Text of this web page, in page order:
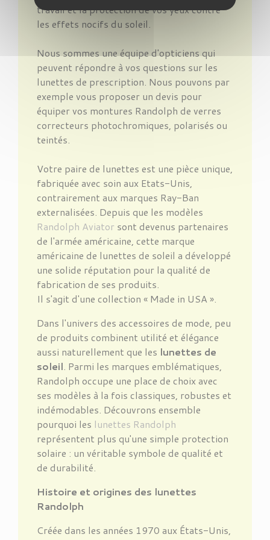
travail et la protection de vos yeux contre
les effets nocifs du soleil.
Nous sommes une équipe d'opticiens qui
peuvent répondre à vos questions sur les
lunettes de prescription. Nous pouvons par
exemple vous proposer un devis pour
équiper vos montures Randolph de verres
correcteurs photochromiques, polarisés ou
teintés.
Votre paire de lunettes est une pièce unique,
fabriquée avec soin aux Etats-Unis,
contrairement aux marques Ray-Ban
externalisées. Depuis que les modèles
Randolph Aviator sont devenus partenaires
de l'armée américaine, cette marque
américaine de lunettes de soleil a développé
une solide réputation pour la qualité de
fabrication de ses produits.
Il s'agit d'une collection « Made in USA ».
Dans l'univers des accessoires de mode, peu
de produits combinent utilité et élégance
aussi naturellement que les lunettes de
soleil. Parmi les marques emblématiques,
Randolph occupe une place de choix avec
ses modèles à la fois classiques, robustes et
indémodables. Découvrons ensemble
pourquoi les lunettes Randolph
représentent plus qu'une simple protection
solaire : un véritable symbole de qualité et
de durabilité.
Histoire et origines des lunettes
Randolph
Créée dans les années 1970 aux États-Unis,